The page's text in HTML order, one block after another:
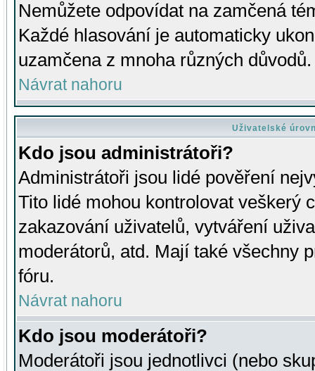
Nemůžete odpovídat na zamčená
Každé hlasování je automaticky
uzamčena z mnoha různých důvodů.
Návrat nahoru
Uživatelské
Kdo jsou administrátoři?
Administrátoři jsou lidé pověření
Tito lidé mohou kontrolovat veškerý
zakazování uživatelů, vytváření
moderátorů, atd. Mají také všechny
fóru.
Návrat nahoru
Kdo jsou moderátoři?
Moderátoři jsou jednotlivci (nebo